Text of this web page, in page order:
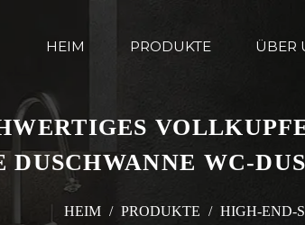
HEIM PRODUKTE ÜBER
WC-
HEIM / PRODUKTE / HIGH-END-